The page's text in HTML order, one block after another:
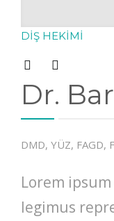
DIŞ HEKIMI
Dr.
DMD, YÜZ, FAGD,
Lorem
legimus